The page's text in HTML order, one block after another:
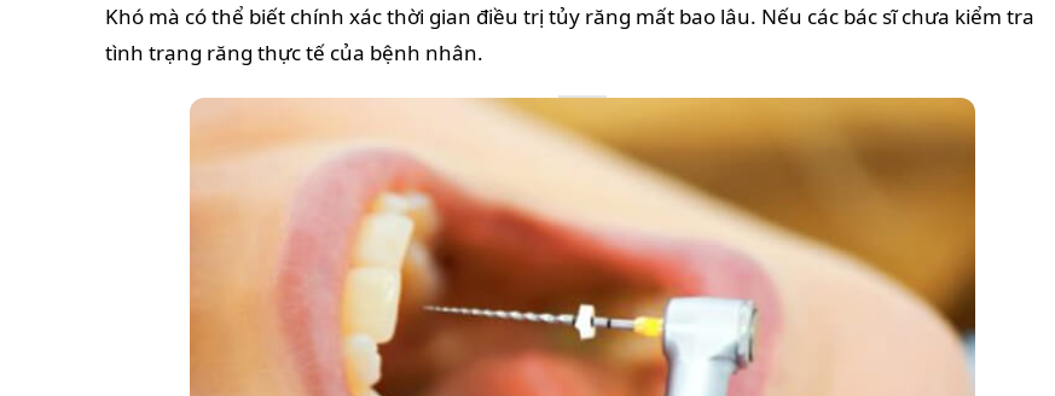
Khó mà có thể biết chính xác thời gian điều trị tủy răng mất bao lâu. Nếu các bác sĩ chưa kiểm tra
tình trạng răng thực tế của bệnh nhân.